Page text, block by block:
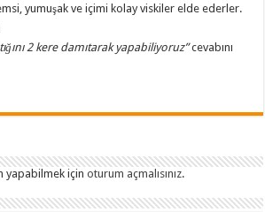
yumuşak ve içimi kolay viskiler elde ederler.
2 kere damıtarak yapabiliyoruz”cevabını
yapabilmek içinoturum açmalısınız.